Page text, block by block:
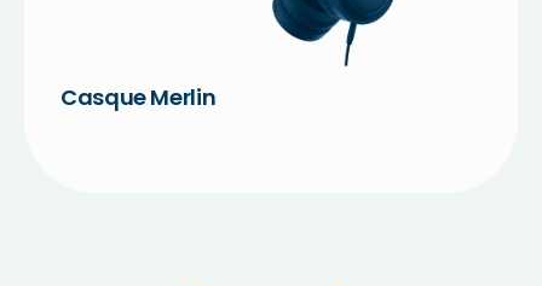
Casque Merlin